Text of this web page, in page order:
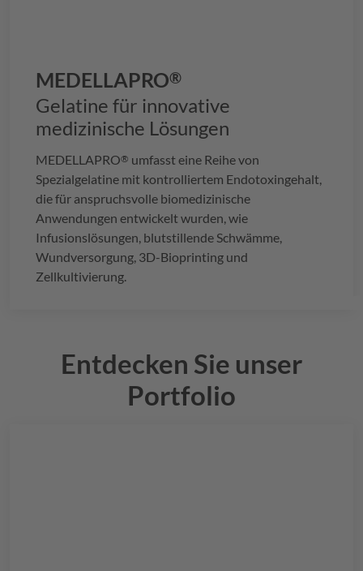
MEDELLAPRO®
Gelatine für innovative
medizinische Lösungen
MEDELLAPRO® umfasst eine Reihe von
Spezialgelatine mit kontrolliertem Endotoxingehalt,
die für anspruchsvolle biomedizinische
Anwendungen entwickelt wurden, wie
Infusionslösungen, blutstillende Schwämme,
Wundversorgung, 3D-Bioprinting und
Zellkultivierung.
Entdecken Sie unser
Portfolio